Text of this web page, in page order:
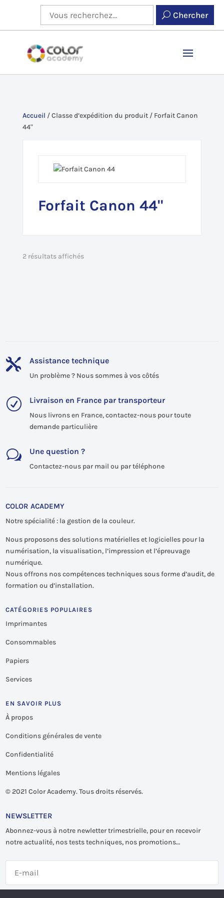
Chercher
Accueil /Classe d’expédition du produit/ Forfait Canon
44"
Forfait Canon 44"
2 résultats affichés
 Assistance technique
Un problème ? Nous sommes à vos côtés
R Livraison en France par transporteur
Nous livrons en France, contactez-nous pour toute
demande particulière
w Une question ?
Contactez-nous par mail ou par téléphone
COLOR ACADEMY
Notre spécialité : la gestion de la couleur.
Nous proposons des solutions matérielles et logicielles pour la
numérisation, la visualisation, l’impression et l’épreuvage
numérique.
Nous offrons nos compétences techniques sous forme d’audit, de
formation ou d’installation.
CATÉGORIES POPULAIRES
Imprimantes
Consommables
Papiers
Services
EN SAVOIR PLUS
À propos
Conditions générales de vente
Confidentialité
Mentions légales
© 2021 Color Academy. Tous droits réservés.
NEWSLETTER
Abonnez-vous à notre newletter trimestrielle, pour en recevoir
notre actualité, nos tests techniques, nos promotions…